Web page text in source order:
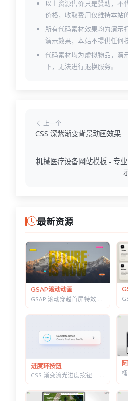
以上资源售价只是赞助，不
价格，收取费用仅维持本站
所有代码素材效果均为演示
演示效果，本站不提供任何
代码素材均为虚拟物品，演
下，无法进行退换服务。
上一个
CSS 深紫渐变背景动画效果
机械医疗设备网站模板 - 专
最新资源
GSAP滚动动画
进度环按钮